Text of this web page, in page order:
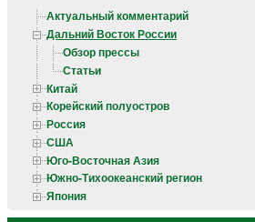
Актуальный комментарий
Дальний Восток России
Обзор прессы
Статьи
Китай
Корейский полуостров
Россия
США
Юго-Восточная Азия
Южно-Тихоокеанский регион
Япония